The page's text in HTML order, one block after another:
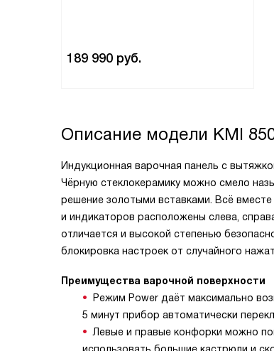
189 990 руб.
Описание модели KMI
Индукционная варочная панель с
Чёрную стеклокерамику можно смело
решение золотыми вставками. Всё
и индикаторов расположены слева,
отличается и высокой степенью
блокировка настроек от случайного
Преимущества варочной поверхности
Режим Power даёт максимально
5 минут прибор автоматически
Левые и правые конфорки можно